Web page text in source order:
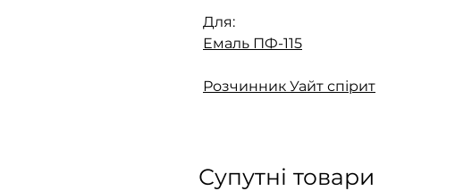
Для:
Емаль ПФ-115
Розчинник Уайт спірит
Супутні товари